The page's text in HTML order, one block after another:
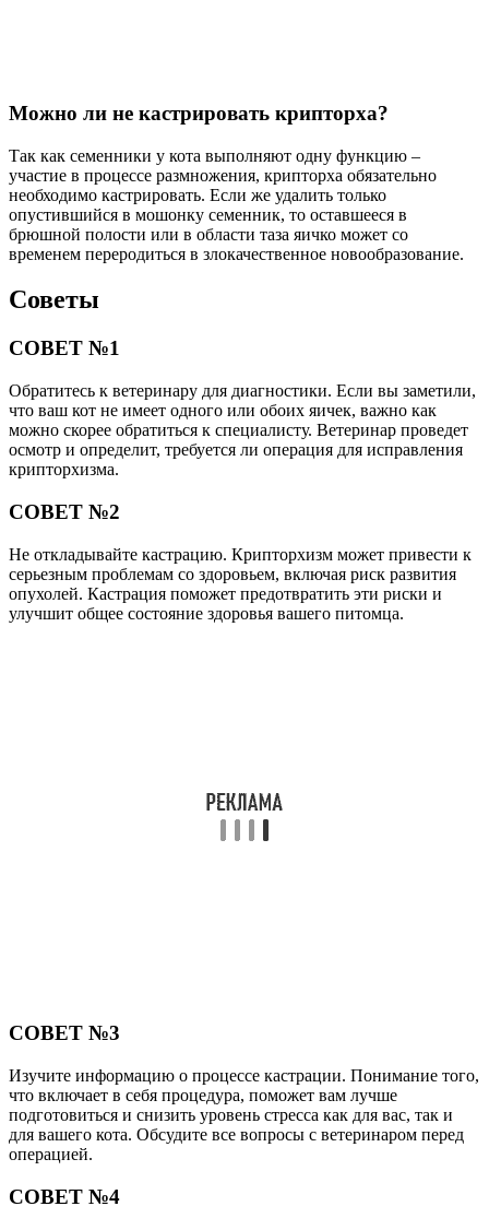
Можно ли не кастрировать крипторха?
Так как семенники у кота выполняют одну функцию –
участие в процессе размножения, крипторха обязательно
необходимо кастрировать. Если же удалить только
опустившийся в мошонку семенник, то оставшееся в
брюшной полости или в области таза яичко может со
временем переродиться в злокачественное новообразование.
Советы
СОВЕТ №1
Обратитесь к ветеринару для диагностики. Если вы заметили,
что ваш кот не имеет одного или обоих яичек, важно как
можно скорее обратиться к специалисту. Ветеринар проведет
осмотр и определит, требуется ли операция для исправления
крипторхизма.
СОВЕТ №2
Не откладывайте кастрацию. Крипторхизм может привести к
серьезным проблемам со здоровьем, включая риск развития
опухолей. Кастрация поможет предотвратить эти риски и
улучшит общее состояние здоровья вашего питомца.
СОВЕТ №3
Изучите информацию о процессе кастрации. Понимание того,
что включает в себя процедура, поможет вам лучше
подготовиться и снизить уровень стресса как для вас, так и
для вашего кота. Обсудите все вопросы с ветеринаром перед
операцией.
СОВЕТ №4